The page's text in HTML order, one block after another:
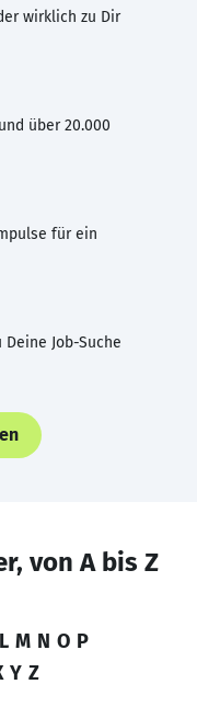
wirklich zu Dir
über 20.000
für ein
Job-Suche
von A bis Z
L M N O P
Y Z